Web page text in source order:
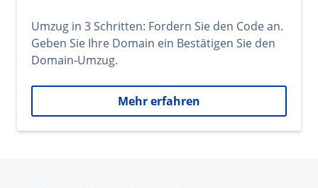
Umzug in 3 Schritten: Fordern Sie den Code an.
Geben Sie Ihre Domain ein Bestätigen Sie den
Domain-Umzug.
Mehr erfahren